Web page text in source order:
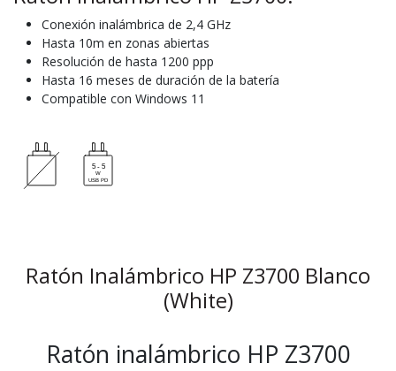
Conexión inalámbrica de 2,4 GHz
Hasta 10m en zonas abiertas
Resolución de hasta 1200 ppp
Hasta 16 meses de duración de la batería
Compatible con Windows 11
Ratón Inalámbrico HP Z3700 Blanco
(White)
Ratón inalámbrico HP Z3700